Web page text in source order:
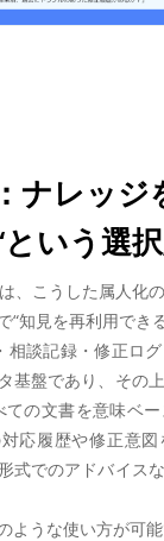
ナレッジ
という選
、こうした属人化
“知見を再利用でき
相談記録・修正ロ
基盤であり、その
の文書を意味ベ
応履歴や修正意
式でのアドバイス
ような使い方が可能